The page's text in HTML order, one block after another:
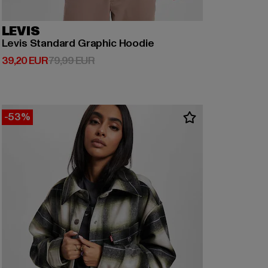
LEVIS
Levis Standard Graphic Hoodie
39,20 EUR
Derzeitiger Preis: 39,20 EUR
79,99 EURAktionspreis: 79,99 EUR
-53%